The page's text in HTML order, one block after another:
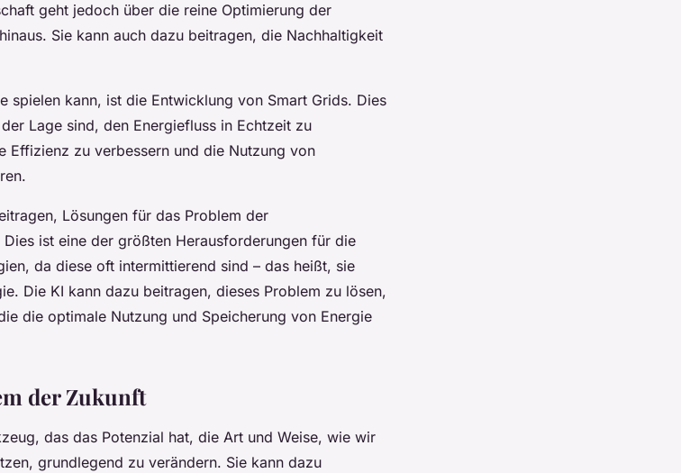
geht jedoch über die reine Optimierung der
Sie kann auch dazu beitragen, die Nachhaltigkeit
spielen kann, ist die Entwicklung von Smart Grids. Dies
Lage sind, den Energiefluss in Echtzeit zu
Effizienz zu verbessern und die Nutzung von
Lösungen für das Problem der
ist eine der größten Herausforderungen für die
da diese oft intermittierend sind – das heißt, sie
Die KI kann dazu beitragen, dieses Problem zu lösen,
die optimale Nutzung und Speicherung von Energie
der Zukunft
das das Potenzial hat, die Art und Weise, wie wir
grundlegend zu verändern. Sie kann dazu